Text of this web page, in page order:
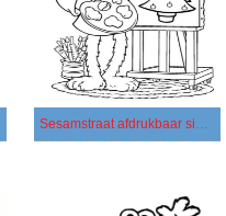
Sesamstraat afdrukbaar simpel